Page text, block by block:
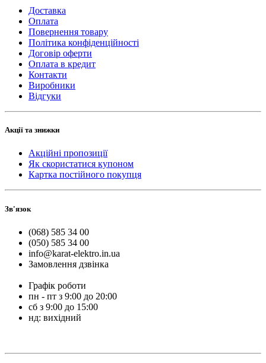
Доставка
Оплата
Повернення товару
Політика конфіденційності
Договір оферти
Оплата в кредит
Контакти
Виробники
Відгуки
Акції та знижки
Акційні пропозиції
Як скористатися купоном
Картка постійного покупця
Зв'язок
(068) 585 34 00
(050) 585 34 00
info@karat-elektro.in.ua
Замовлення дзвінка
Графік роботи
пн - пт з 9:00 до 20:00
сб з 9:00 до 15:00
нд: вихідний